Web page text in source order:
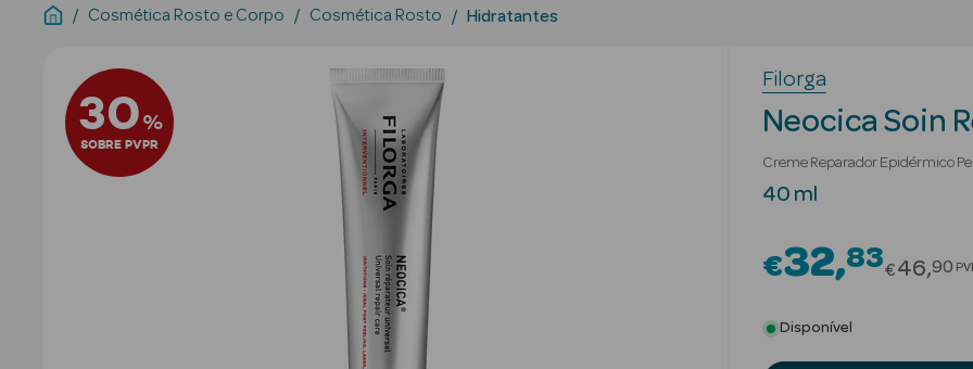
Cosmética Rosto e Corpo Cosmética Rosto Hidratantes
30%
SOBRE PVPR
Filorga
Neocica Soin
Creme Reparador Epidérmico
40 ml
€32 83Price
€46 90
Disponível